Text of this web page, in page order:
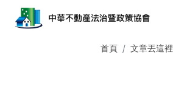
首頁 文章丟這裡